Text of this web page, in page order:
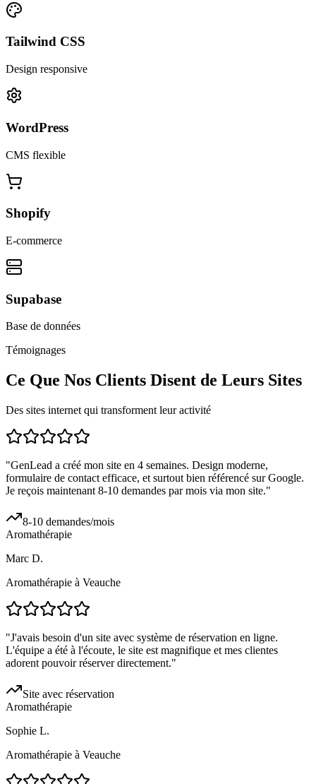
Tailwind CSS
Design responsive
WordPress
CMS flexible
Shopify
E-commerce
Supabase
Base de données
Témoignages
Ce Que Nos Clients Disent de Leurs Sites
Des sites internet qui transforment leur activité
"GenLead a créé mon site en 4 semaines. Design moderne,
formulaire de contact efficace, et surtout bien référencé sur Google.
Je reçois maintenant 8-10 demandes par mois via mon site."
8-10 demandes/mois
Aromathérapie
Marc D.
Aromathérapie à Veauche
"J'avais besoin d'un site avec système de réservation en ligne.
L'équipe a été à l'écoute, le site est magnifique et mes clientes
adorent pouvoir réserver directement."
Site avec réservation
Aromathérapie
Sophie L.
Aromathérapie à Veauche